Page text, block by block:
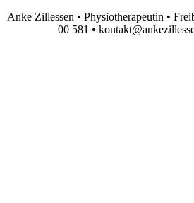
Anke Zillessen • Physiotherapeutin •
00 581 •